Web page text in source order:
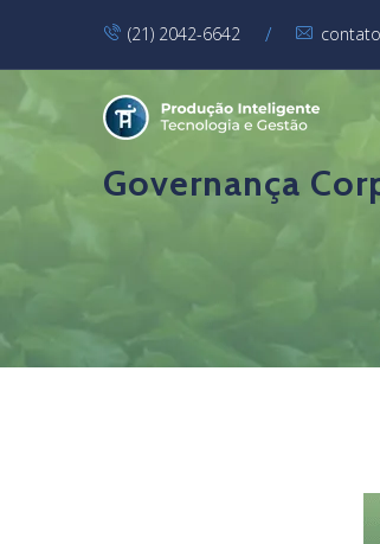
(21) 2042-6642 /
Governança